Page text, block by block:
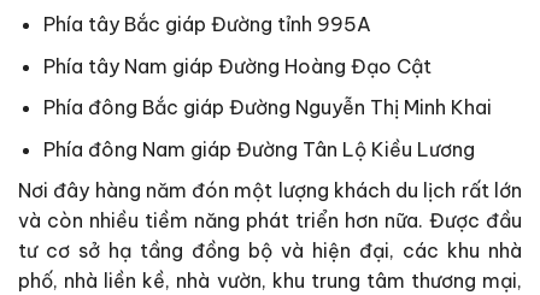
Phía tây Bắc giáp Đường tỉnh 995A
Phía tây Nam giáp Đường Hoàng Đạo Cật
Phía đông Bắc giáp Đường Nguyễn Thị Minh Khai
Phía đông Nam giáp Đường Tân Lộ Kiều Lương
Nơi đây hàng năm đón một lượng khách du lịch rất lớn
và còn nhiều tiềm năng phát triển hơn nữa. Được đầu
tư cơ sở hạ tầng đồng bộ và hiện đại, các khu nhà
phố, nhà liền kề, nhà vườn, khu trung tâm thương mại,